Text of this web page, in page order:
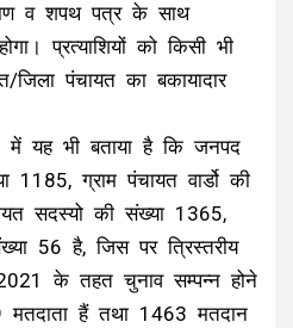
व शपथ पत्र के साथ
प्रत्याशियों को किसी भी
जिला पंचायत का बकायादार
में यह भी बताया है कि जनपद
1185, ग्राम पंचायत वार्डो की
सदस्यो की संख्या 1365,
56 है, जिस पर त्रिस्तरीय
2021 के तहत चुनाव सम्पन्न होने
हैं तथा 1463 मतदान